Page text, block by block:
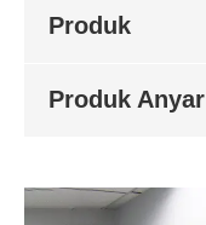
Produk
Produk Anyar